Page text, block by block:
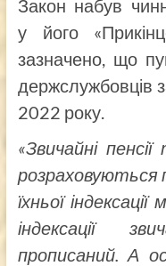
Закон набув
у його
зазначено, що
держслужбовців
2022 року.
«Звичайні
розраховуються
їхньої
індексації
прописаний. А